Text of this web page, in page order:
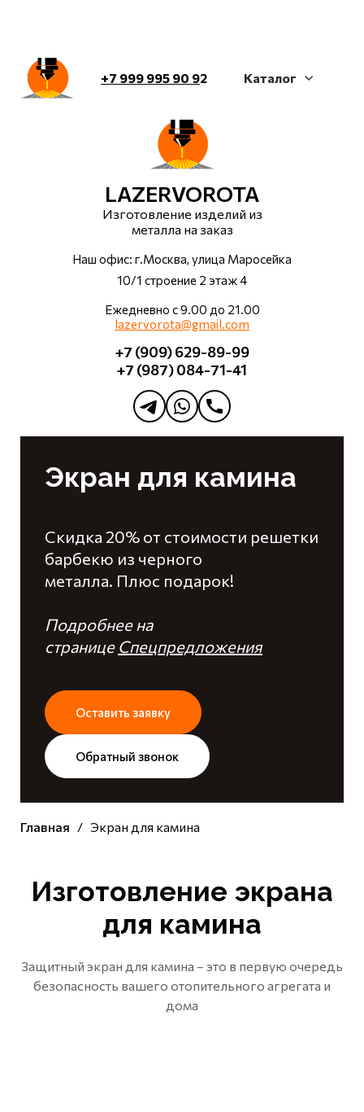
+7 999 995 90 92 Каталог
LAZERVOROTA
Изготовление изделий из
металла на заказ
Наш офис: г.Москва, улица Маросейка
10/1 строение 2 этаж 4
Ежедневно с 9.00 до 21.00
lazervorota@gmail.com
+7 (909) 629-89-99
+7 (987) 084-71-41
Экран для камина
Скидка 20% от стоимости решетки
барбекю из черного
металла. Плюс подарок!
Подробнее на
странице Спецпредложения
Оставить заявку
Обратный звонок
Главная Экран для камина
Изготовление экрана
для камина
Защитный экран для камина – это в первую очередь
безопасность вашего отопительного агрегата и
дома